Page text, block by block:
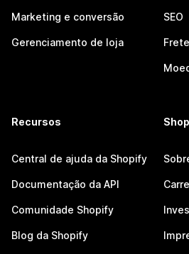
Marketing e conversão
Gerenciamento de loja
SEO
Frete
Recursos
Central de ajuda da Shopify
Documentação da API
Comunidade Shopify
Blog da Shopify